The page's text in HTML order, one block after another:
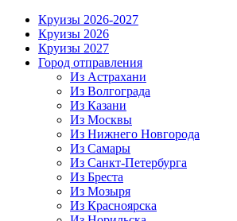
Круизы 2026-2027
Круизы 2026
Круизы 2027
Город отправления
Из Астрахани
Из Волгограда
Из Казани
Из Москвы
Из Нижнего Новгорода
Из Самары
Из Санкт-Петербурга
Из Бреста
Из Мозыря
Из Красноярска